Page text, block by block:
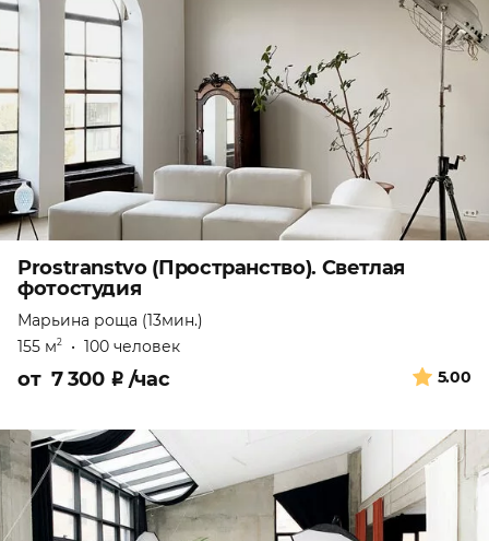
Prostranstvo (Пространство). Светлая
фотостудия
Марьина роща (13мин.)
155 м2 • 100 человек
5.00
от 7 300 ₽ /час